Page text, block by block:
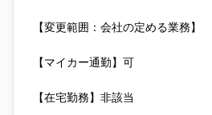
【変更範囲：会社の定める業務】
【マイカー通勤】可
【在宅勤務】非該当